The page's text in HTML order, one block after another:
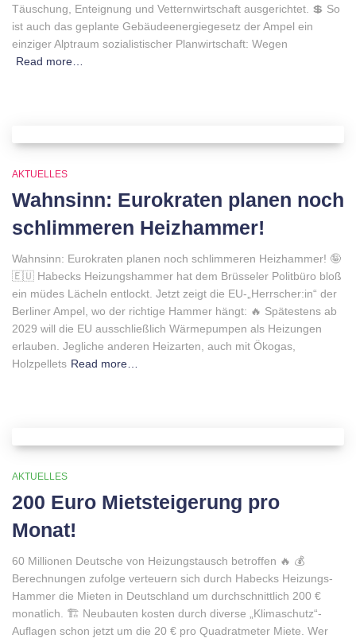
Täuschung, Enteignung und Vetternwirtschaft ausgerichtet. 💲 So
ist auch das geplante Gebäudeenergiegesetz der Ampel ein
einziger Alptraum sozialistischer Planwirtschaft: Wegen
Read more…
AKTUELLES
Wahnsinn: Eurokraten planen noch
schlimmeren Heizhammer!
Wahnsinn: Eurokraten planen noch schlimmeren Heizhammer! 🤪
🇪🇺 Habecks Heizungshammer hat dem Brüsseler Politbüro bloß
ein müdes Lächeln entlockt. Jetzt zeigt die EU-„Herrscher:in“ der
Berliner Ampel, wo der richtige Hammer hängt: 🔥 Spätestens ab
2029 will die EU ausschließlich Wärmepumpen als Heizungen
erlauben. Jegliche anderen Heizarten, auch mit Ökogas,
Holzpellets Read more…
AKTUELLES
200 Euro Mietsteigerung pro
Monat!
60 Millionen Deutsche von Heizungstausch betroffen 🔥 💰
Berechnungen zufolge verteuern sich durch Habecks Heizungs-
Hammer die Mieten in Deutschland um durchschnittlich 200 €
monatlich. 🏗 Neubauten kosten durch diverse „Klimaschutz“-
Auflagen schon jetzt um die 20 € pro Quadratmeter Miete. Wer